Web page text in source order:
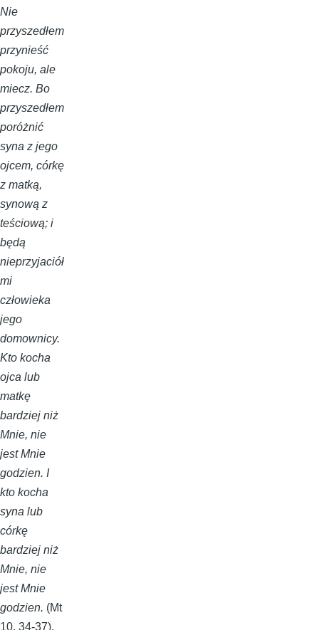
Nie
przyszedłem
przynieść
pokoju, ale
miecz. Bo
przyszedłem
poróżnić
syna z jego
ojcem, córkę
z matką,
synową z
teściową; i
będą
nieprzyjaciół
mi
człowieka
jego
domownicy.
Kto kocha
ojca lub
matkę
bardziej niż
Mnie, nie
jest Mnie
godzien. I
kto kocha
syna lub
córkę
bardziej niż
Mnie, nie
jest Mnie
godzien. (Mt
10, 34-37).